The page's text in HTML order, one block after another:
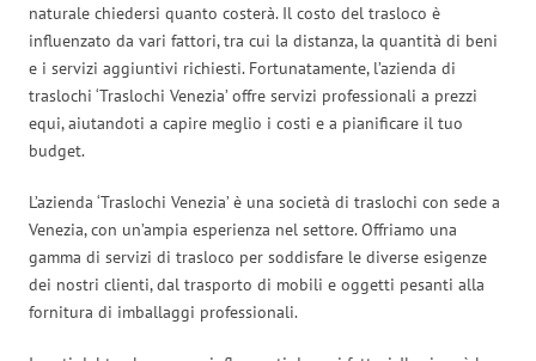
naturale chiedersi quanto costerà. Il costo del trasloco è
influenzato da vari fattori, tra cui la distanza, la quantità di beni
e i servizi aggiuntivi richiesti. Fortunatamente, l’azienda di
traslochi ‘Traslochi Venezia’ offre servizi professionali a prezzi
equi, aiutandoti a capire meglio i costi e a pianificare il tuo
budget.
L’azienda ‘Traslochi Venezia’ è una società di traslochi con sede a
Venezia, con un’ampia esperienza nel settore. Offriamo una
gamma di servizi di trasloco per soddisfare le diverse esigenze
dei nostri clienti, dal trasporto di mobili e oggetti pesanti alla
fornitura di imballaggi professionali.